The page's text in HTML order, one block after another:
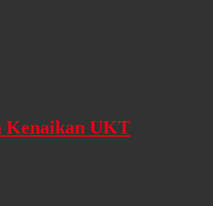
Kenaikan UKT